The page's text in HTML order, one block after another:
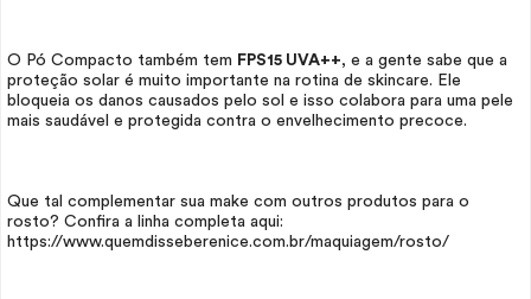
O Pó Compacto também tem FPS15 UVA++, e a gente sabe que a
proteção solar é muito importante na rotina de skincare. Ele
bloqueia os danos causados pelo sol e isso colabora para uma pele
mais saudável e protegida contra o envelhecimento precoce.
Que tal complementar sua make com outros produtos para o
rosto? Confira a linha completa aqui:
https://www.quemdisseberenice.com.br/maquiagem/rosto/